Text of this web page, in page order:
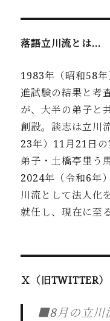
落語立川流とは…
1983年（昭和58
進試験の結果と考
が、大半の弟子と
創設。談志は立川
23年）11月21日
弟子・土橋亭里う
2024年 （令和6年
川流として法人化
就任し、現在に至る
Ｘ（旧TWITTER）
■8月の立川